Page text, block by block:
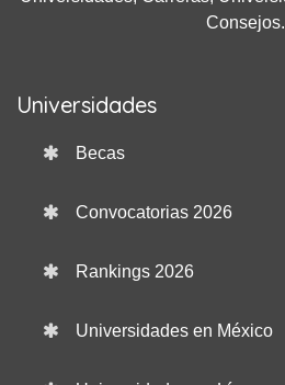
Consejos.
Universidades
Becas
Convocatorias 2026
Rankings 2026
Universidades en México